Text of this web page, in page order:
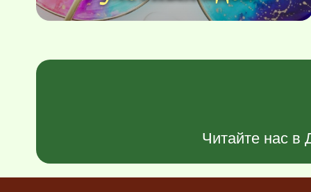
Читайте нас в